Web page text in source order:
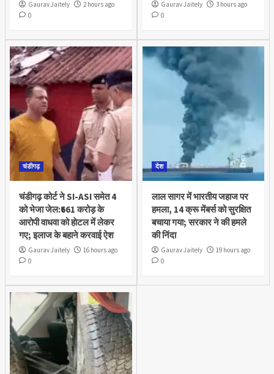
Gaurav Jaitely
2 hours ago
0
Gaurav Jaitely
3 hours ago
0
चंडीगढ़
चंडीगढ़ कोर्ट ने SI-ASI समेत 4
को भेजा जेल:₹661 करोड़ के
आरोपी वाधवा को हाेटल में लेकर
गए; इलाज के बहाने करवाई ऐश
Gaurav Jaitely
16 hours ago
0
देश
लाल सागर में भारतीय जहाज पर
हमला, 14 क्रू मेंबर्स को सुरक्षित
बचाया गया; सरकार ने की हमले
की निंदा
Gaurav Jaitely
19 hours ago
0